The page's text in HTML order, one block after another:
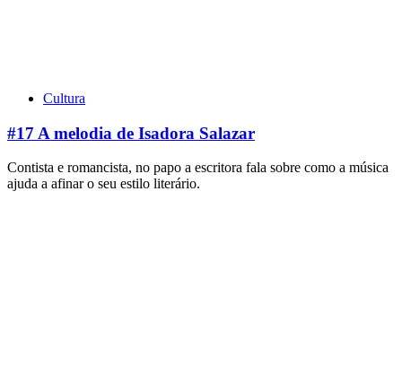
Cultura
#17 A melodia de Isadora Salazar
Contista e romancista, no papo a escritora fala sobre como a música
ajuda a afinar o seu estilo literário.